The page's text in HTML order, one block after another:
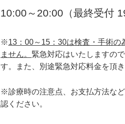
10:00～20:00（最終受付
※13：00～15：30は検査・手術の
ません。 緊急対応はいたしますの
す。また、別途緊急対応料金を頂き
※診療時の注意点、お支払方法な
認ください。